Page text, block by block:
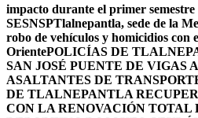
impacto durante el primer semestre
SESNSPTlalnepantla, sede de la
robo de vehículos y homicidios con
OrientePOLICÍAS DE
SAN JOSÉ PUENTE DE VIGAS
ASALTANTES DE
DE TLALNEPANTLA
CON LA RENOVACIÓN TOTAL